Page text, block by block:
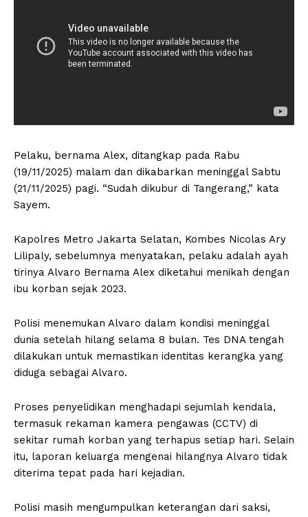
Pelaku, bernama Alex, ditangkap pada Rabu
(19/11/2025) malam dan dikabarkan meninggal Sabtu
(21/11/2025) pagi. “Sudah dikubur di Tangerang,” kata
Sayem.
Kapolres Metro Jakarta Selatan, Kombes Nicolas Ary
Lilipaly, sebelumnya menyatakan, pelaku adalah ayah
tirinya Alvaro Bernama Alex diketahui menikah dengan
ibu korban sejak 2023.
Polisi menemukan Alvaro dalam kondisi meninggal
dunia setelah hilang selama 8 bulan. Tes DNA tengah
dilakukan untuk memastikan identitas kerangka yang
diduga sebagai Alvaro.
Proses penyelidikan menghadapi sejumlah kendala,
termasuk rekaman kamera pengawas (CCTV) di
sekitar rumah korban yang terhapus setiap hari. Selain
itu, laporan keluarga mengenai hilangnya Alvaro tidak
diterima tepat pada hari kejadian.
Polisi masih mengumpulkan keterangan dari saksi,